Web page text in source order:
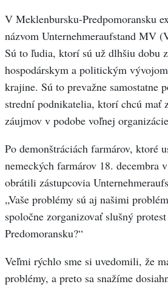
V Meklenbursku-Predpomoransku
názvom Unternehmeraufstand MV
Sú to ľudia, ktorí sú už dlhšiu dobu
hospodárskym a politickým
krajine. Sú to prevažne samostatne
strední podnikatelia, ktorí chcú mať
záujmov v podobe voľnej
Po demonštráciách farmárov, ktoré
nemeckých farmárov 18. decembra
obrátili zástupcovia
„Vaše problémy sú aj našimi
spoločne zorganizovať slušný
Predomoransku?“
Veľmi rýchlo sme si uvedomili, že
problémy, a preto sa snažíme